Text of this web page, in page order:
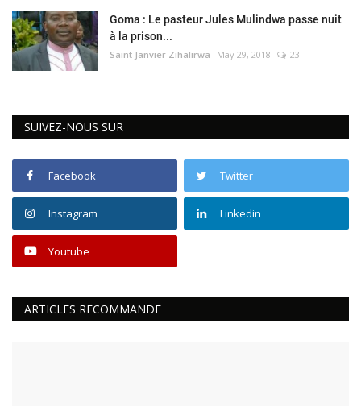
Goma : Le pasteur Jules Mulindwa passe nuit
à la prison...
Saint Janvier Zihalirwa May 29, 2018 23
SUIVEZ-NOUS SUR
Facebook Twitter
Instagram Linkedin
Youtube
ARTICLES RECOMMANDE